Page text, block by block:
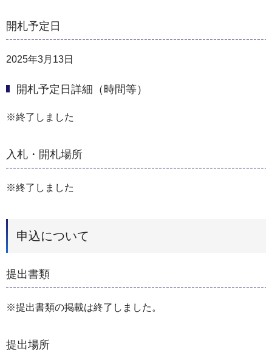
開札予定日
2025年3月13日
開札予定日詳細（時間等）
※終了しました
入札・開札場所
※終了しました
申込について
提出書類
※提出書類の掲載は終了しました。
提出場所